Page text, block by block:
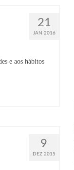
21
JAN 2016
e aos hábitos
9
DEZ 2015